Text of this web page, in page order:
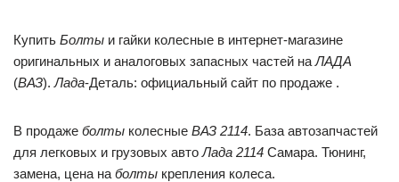
Купить Болты и гайки колесные в интернет-магазине
оригинальных и аналоговых запасных частей на ЛАДА
(ВАЗ). Лада-Деталь: официальный сайт по продаже .
В продаже болты колесные ВАЗ 2114. База автозапчастей
для легковых и грузовых авто Лада 2114 Самара. Тюнинг,
замена, цена на болты крепления колеса.